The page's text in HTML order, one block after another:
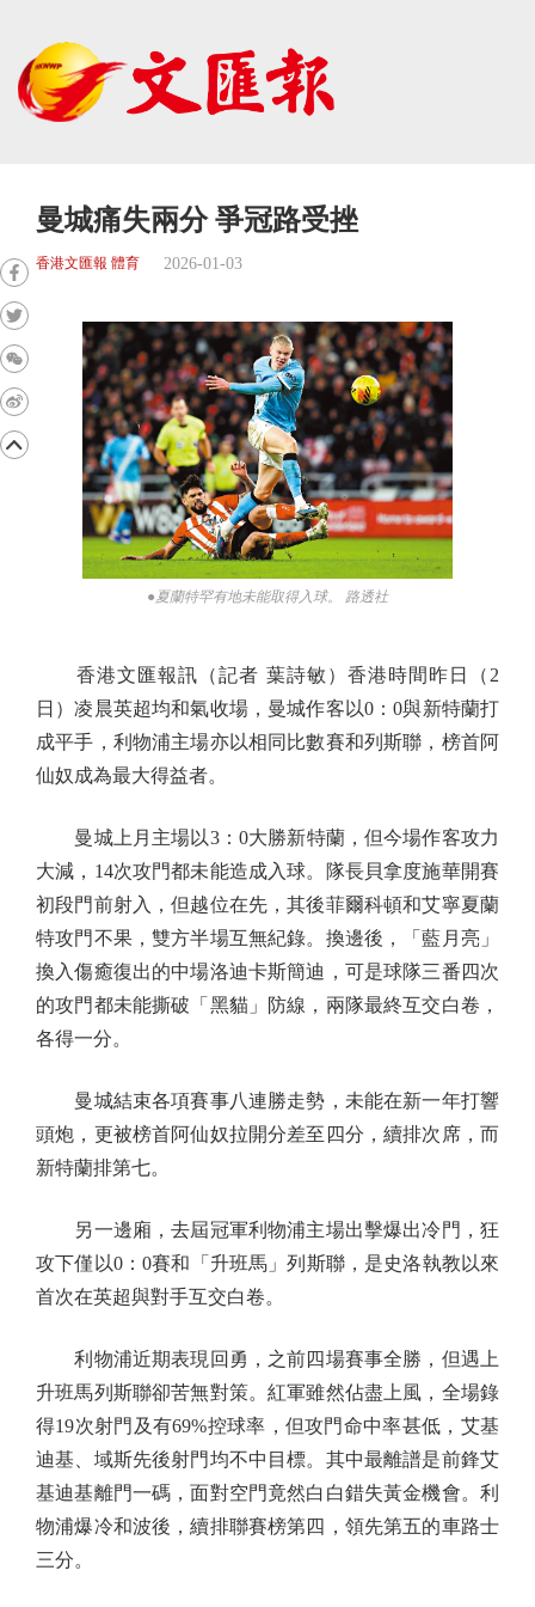
曼城痛失兩分 爭冠路受挫
香港文匯報 體育 2026-01-03
●夏蘭特罕有地未能取得入球。 路透社
香港文匯報訊（記者 葉詩敏）香港時間昨日（2
日）凌晨英超均和氣收場，曼城作客以0：0與新特蘭打
成平手，利物浦主場亦以相同比數賽和列斯聯，榜首阿
仙奴成為最大得益者。
曼城上月主場以3：0大勝新特蘭，但今場作客攻力
大減，14次攻門都未能造成入球。隊長貝拿度施華開賽
初段門前射入，但越位在先，其後菲爾科頓和艾寧夏蘭
特攻門不果，雙方半場互無紀錄。換邊後，「藍月亮」
換入傷癒復出的中場洛迪卡斯簡迪，可是球隊三番四次
的攻門都未能撕破「黑貓」防線，兩隊最終互交白卷，
各得一分。
曼城結束各項賽事八連勝走勢，未能在新一年打響
頭炮，更被榜首阿仙奴拉開分差至四分，續排次席，而
新特蘭排第七。
另一邊廂，去屆冠軍利物浦主場出擊爆出冷門，狂
攻下僅以0：0賽和「升班馬」列斯聯，是史洛執教以來
首次在英超與對手互交白卷。
利物浦近期表現回勇，之前四場賽事全勝，但遇上
升班馬列斯聯卻苦無對策。紅軍雖然佔盡上風，全場錄
得19次射門及有69%控球率，但攻門命中率甚低，艾基
迪基、域斯先後射門均不中目標。其中最離譜是前鋒艾
基迪基離門一碼，面對空門竟然白白錯失黃金機會。利
物浦爆冷和波後，續排聯賽榜第四，領先第五的車路士
三分。